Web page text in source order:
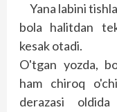
Yana labini
bola halitdan
kesak otadi.
O'tgan yozda,
ham chiroq
derazasi